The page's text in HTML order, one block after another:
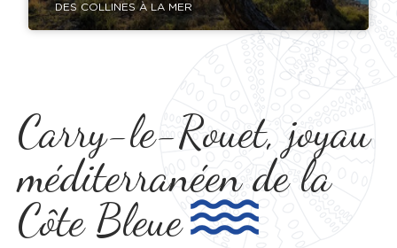
DES COLLINES À LA MER
Carry-le-Rouet, joyau
méditerranéen de la
Côte Bleue